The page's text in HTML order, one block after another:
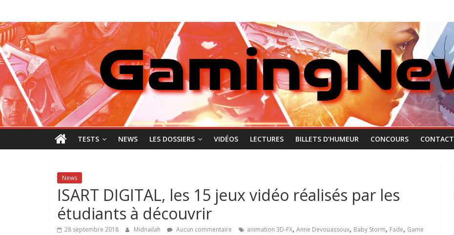
contenu
GamingNewZ
Tests
et
Actu
des
jeux
vidéo
TESTS NEWS LES DOSSIERS VIDÉOS LECTURES BILLETS D’HUMEUR CONCOURS CONTACT
News
ISART DIGITAL, les 15 jeux vidéo réalisés par les
étudiants à découvrir
28 septembre 2018 Midnailah Aucun commentaire animation 3D-FX, Anne Devouassoux, Baby Storm, Fade, Game